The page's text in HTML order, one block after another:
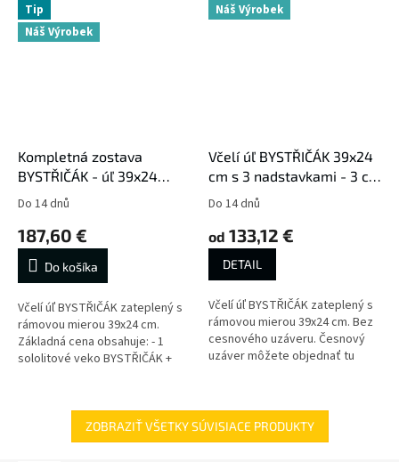
Tip
Náš Výrobek
Kompletná zostava
BYSTŘIČÁK - úľ 39x24
zateplený 3 cm / 3
príslušenstvo
Do 14 dnů
187,60 €
Do košíka
Včelí úľ BYSTŘIČÁK zateplený s
rámovou mierou 39x24 cm.
Základná cena obsahuje: - 1
sololitové veko BYSTŘIČÁK +
Náš Výrobek
Včelí úľ BYSTŘIČÁK 39x24
cm s 3 nadstavkami - 3 cm
zateplenie
Do 14 dnů
od 133,12 €
DETAIL
Včelí úľ BYSTŘIČÁK zateplený s
rámovou mierou 39x24 cm. Bez
cesnového uzáveru. Česnový
uzáver môžete objednať tu
ZOBRAZIŤ VŠETKY SÚVISIACE PRODUKTY